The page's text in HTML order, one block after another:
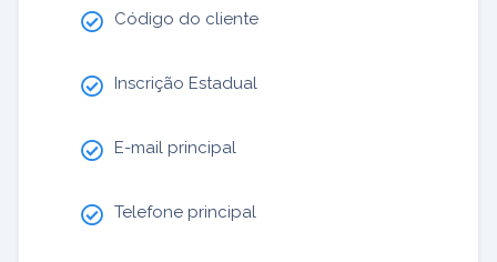
Código do cliente
Inscrição Estadual
E-mail principal
Telefone principal